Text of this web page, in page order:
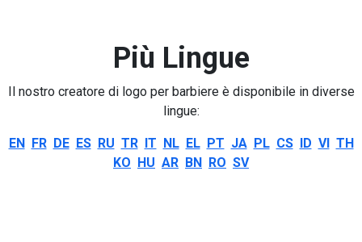
Più Lingue
Il nostro creatore di logo per barbiere è disponibile in diverse
lingue:
EN FR DE ES RU TR IT NL EL PT JA PL CS ID VI TH
KO HU AR BN RO SV